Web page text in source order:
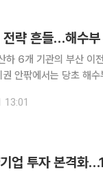
전략 흔들…해수
하 6개 기관의 부산 이
산하기관 이전과 2차 공
13:01
업 투자 본격화